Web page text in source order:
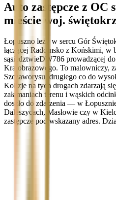
Auto zastępcze z OC
mieście woj.
Łopuszno leży w sercu Gór
łączącej Radomsko z Końskimi, w
sąsiedztwieDW786 prowadzącej
Krajobrazowego. To malowniczy,
Szczaworysu, drugiego co do
Kolizje na tych drogach zdarzają
załamaniach terenu i wąskich
doszło do zdarzenia — w
Daleszycach, Masłowie czy w
zastępcze pod wskazany adres.